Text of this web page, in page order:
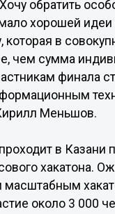
обратить
хорошей
которая в
чем сумма
финала
Меньшов.
в Казани
хакатона.
масштабным
около 3 000